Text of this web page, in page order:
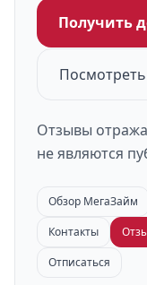
Получить
Отзывы
не являются
Обзор МегаЗайм
Контакты
Отписаться